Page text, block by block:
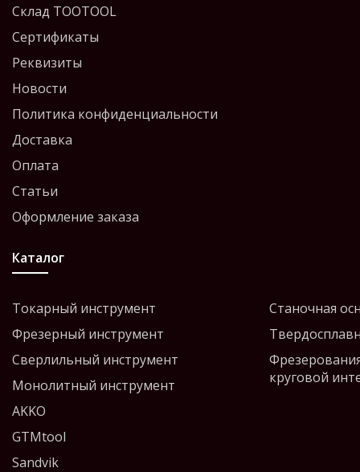
Склад TOOTOOL
Сертификаты
Реквизиты
Новости
Политика конфиденциальности
Доставка
Оплата
Статьи
Оформление заказа
Каталог
Токарный инструмент
Фрезерный инструмент
Сверлильный инструмент
Монолитный инструмент
AKKO
GTMtool
Sandvik
Станочная
круговой